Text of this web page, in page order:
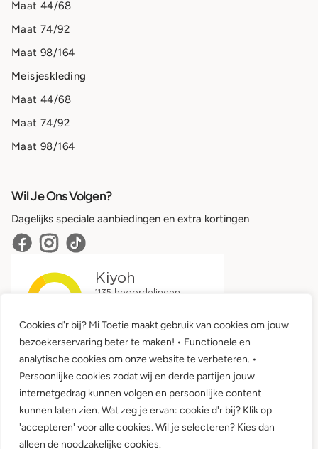
Cookies d'r bij? Mi Toetie maakt gebruik van cookies om jouw
bezoekerservaring beter te maken! • Functionele en
analytische cookies om onze website te verbeteren. •
Persoonlijke cookies zodat wij en derde partijen jouw
internetgedrag kunnen volgen en persoonlijke content
kunnen laten zien. Wat zeg je ervan: cookie d'r bij? Klik op
'accepteren' voor alle cookies. Wil je selecteren? Kies dan
alleen de noodzakelijke cookies.
Maat 44/68
Maat 74/92
Maat 98/164
Meisjeskleding
Maat 44/68
Maat 74/92
Maat 98/164
Wil Je Ons Volgen?
Dagelijks speciale aanbiedingen en extra kortingen
Algemene voorwaarden •